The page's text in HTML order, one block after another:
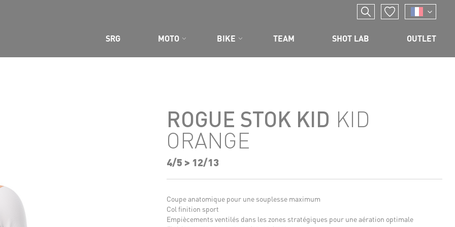
SRG
MOTO BIKE TEAM SHOT LAB OUTLET
ROGUE STOK KID KID
ORANGE
4/5 > 12/13
Coupe anatomique pour une souplesse maximum
Col finition sport
Empiècements ventilés dans les zones stratégiques pour une aération optimale